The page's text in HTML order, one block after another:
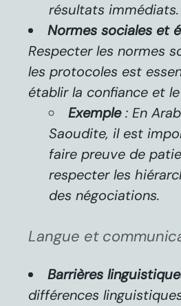
résultats immédiats.
Normes sociales et
Respecter les normes
les protocoles est
établir la confiance et
Exemple: En
Saoudite, il est
faire preuve de
respecter les
des négociations.
Langue et
Barrières
différences